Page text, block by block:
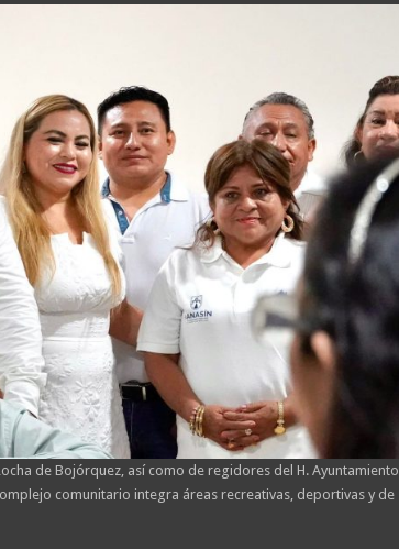
de Bojórquez, así como de regidores del H. Ayuntamiento
comunitario integra áreas recreativas, deportivas y de